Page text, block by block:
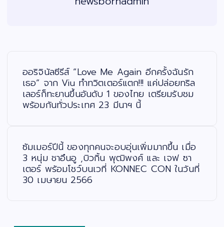
ออริจินัลซีรีส์ “Love Me Again อีกครั้งฉันรัก
เธอ” จาก Viu ทำทวิตเตอร์แตก!!! แค่ปล่อยทริล
เลอร์ก็ทะยานขึ้นอันดับ 1 ของไทย เตรียมรับชม
พร้อมกันทั่วประเทศ 23 มีนาฯ นี้
ซัมเมอร์ปีนี้ ของทุกคนจะอบอุ่นเพิ่มมากขึ้น เมื่อ
3 หนุ่ม ชาอึนอู ,บิวกิ้น พุฒิพงศ์ และ เจฟ ซา
เตอร์ พร้อมโชว์บนเวที่ KONNEC CON ในวันที่
30 เมษายน 2566